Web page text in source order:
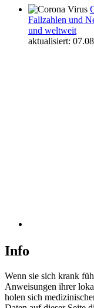
Fallzahlen und
und weltweit
aktualisiert:
Info
Wenn sie sich krank
Anweisungen ihrer
holen sich